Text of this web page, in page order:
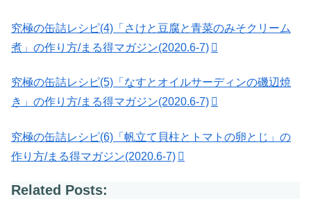
究極の缶詰レシピ(4)「さけと豆腐と青菜のみそクリーム
煮」の作り方/まる得マガジン(2020.6-7)
究極の缶詰レシピ(5)「なすとオイルサーディンの磯辺焼
き」の作り方/まる得マガジン(2020.6-7)
究極の缶詰レシピ(6)「帆立て貝柱とトマトの卵とじ」の
作り方/まる得マガジン(2020.6-7)
Related Posts: